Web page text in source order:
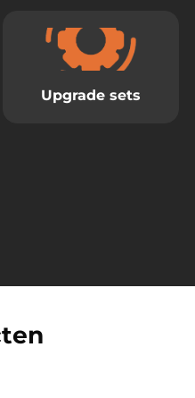
Upgrade sets